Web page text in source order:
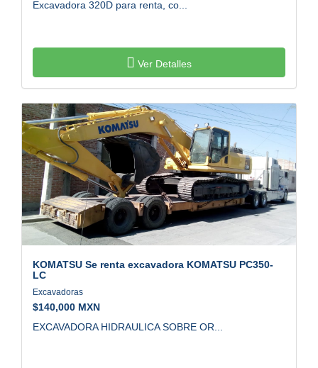
Excavadora 320D para renta, co...
Ver Detalles
KOMATSU Se renta excavadora KOMATSU PC350-
LC
Excavadoras
$140,000 MXN
EXCAVADORA HIDRAULICA SOBRE OR...